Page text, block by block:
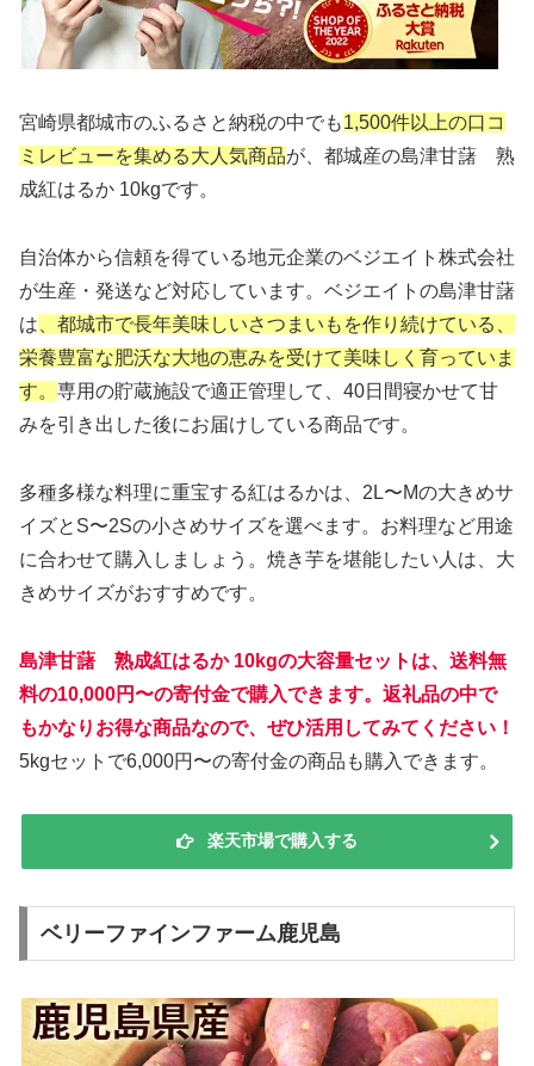
宮崎県都城市のふるさと納税の中でも1,500件以上の口コ
ミレビューを集める大人気商品が、都城産の島津甘藷 熟
成紅はるか 10kgです。
自治体から信頼を得ている地元企業のベジエイト株式会社
が生産・発送など対応しています。ベジエイトの島津甘藷
は 、都城市で長年美味しいさつまいもを作り続けている、
栄養豊富な肥沃な大地の恵みを受けて美味しく育っていま
す。 専用の貯蔵施設で適正管理して、40日間寝かせて甘
みを引き出した後にお届けしている商品です。
多種多様な料理に重宝する紅はるかは、2L〜Mの大きめサ
イズとS〜2Sの小さめサイズを選べます。お料理など用途
に合わせて購入しましょう。焼き芋を堪能したい人は、大
きめサイズがおすすめです。
島津甘藷 熟成紅はるか 10kgの大容量セットは、送料無
料の10,000円〜の寄付金で購入できます。返礼品の中で
もかなりお得な商品なので、ぜひ活用してみてください！
5kgセットで6,000円〜の寄付金の商品も購入できます。
楽天市場で購入する
ベリーファインファーム鹿児島